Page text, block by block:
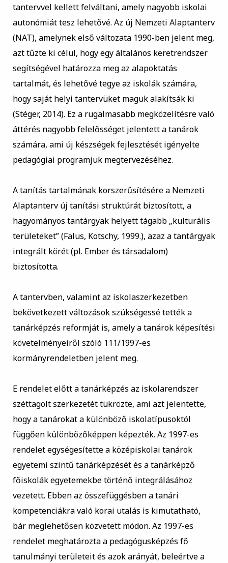
tantervvel kellett felváltani, amely nagyobb iskolai
autonómiát tesz lehetővé. Az új Nemzeti Alaptanterv
(NAT), amelynek első változata 1990-ben jelent meg,
azt tűzte ki célul, hogy egy általános keretrendszer
segítségével határozza meg az alapoktatás
tartalmát, és lehetővé tegye az iskolák számára,
hogy saját helyi tantervüket maguk alakítsák ki
(Stéger, 2014). Ez a rugalmasabb megközelítésre való
áttérés nagyobb felelősséget jelentett a tanárok
számára, ami új készségek fejlesztését igényelte
pedagógiai programjuk megtervezéséhez.
A tanítás tartalmának korszerűsítésére a Nemzeti
Alaptanterv új tanítási struktúrát biztosított, a
hagyományos tantárgyak helyett tágabb „kulturális
területeket” (Falus, Kotschy, 1999.), azaz a tantárgyak
integrált körét (pl. Ember és társadalom)
biztosította.
A tantervben, valamint az iskolaszerkezetben
bekövetkezett változások szükségessé tették a
tanárképzés reformját is, amely a tanárok képesítési
követelményeiről szóló 111/1997-es
kormányrendeletben jelent meg.
E rendelet előtt a tanárképzés az iskolarendszer
széttagolt szerkezetét tükrözte, ami azt jelentette,
hogy a tanárokat a különböző iskolatípusoktól
függően különbözőképpen képezték. Az 1997-es
rendelet egységesítette a középiskolai tanárok
egyetemi szintű tanárképzését és a tanárképző
főiskolák egyetemekbe történő integrálásához
vezetett. Ebben az összefüggésben a tanári
kompetenciákra való korai utalás is kimutatható,
bár meglehetősen közvetett módon. Az 1997-es
rendelet meghatározta a pedagógusképzés fő
tanulmányi területeit és azok arányát, beleértve a